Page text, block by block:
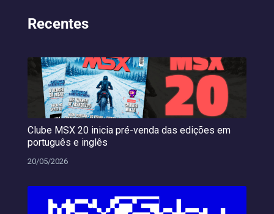
Recentes
Clube MSX 20 inicia pré-venda das edições em
português e inglês
20/05/2026